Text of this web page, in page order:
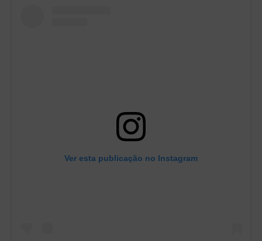
Ver esta publicação no Instagram